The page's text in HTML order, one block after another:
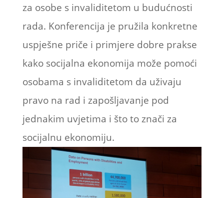
za osobe s invaliditetom u budućnosti
rada. Konferencija je pružila konkretne
uspješne priče i primjere dobre prakse
kako socijalna ekonomija može pomoći
osobama s invaliditetom da uživaju
pravo na rad i zapošljavanje pod
jednakim uvjetima i što to znači za
socijalnu ekonomiju.